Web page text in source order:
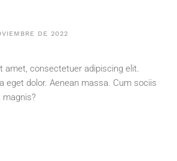
DE 2022
amet, consectetuer adipiscing elit.
eget dolor. Aenean massa. Cum sociis
magnis?